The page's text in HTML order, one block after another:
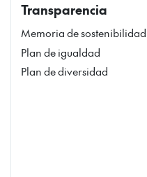
Transparencia
Memoria de sostenibilidad
Plan de igualdad
Plan de diversidad